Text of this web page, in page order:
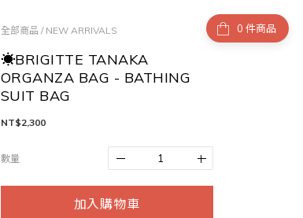
件商品
全部商品 / NEW ARRIVALS
☀BRIGITTE TANAKA
ORGANZA BAG - BATHING
SUIT BAG
NT$2,300
數量
加入購物車